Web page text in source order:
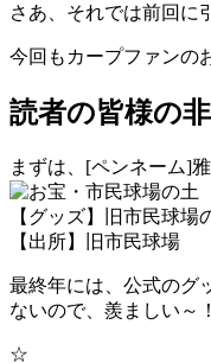
さあ、それでは前回に
今回もカープファンの
読者の皆様の
まずは、[ペンネーム]
【グッズ】旧市民球場
【出所】旧市民球場
最終年には、公式のグ
ないので、羨ましい～！
☆